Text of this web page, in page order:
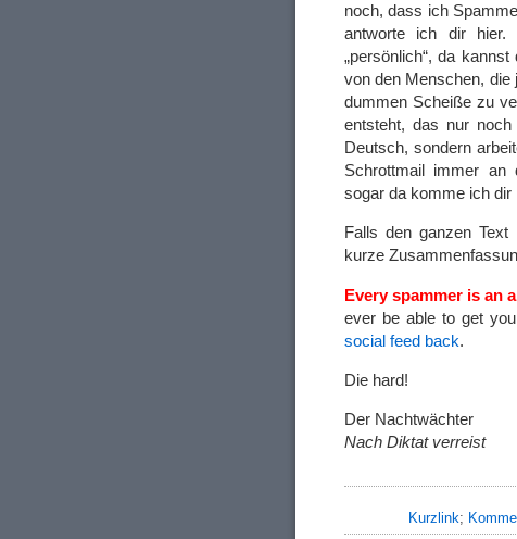
noch, dass ich
antworte ich dir hier.
„persönlich“, da
von den Menschen, die
dummen Scheiße zu
entsteht, das nur
Deutsch, sondern
Schrottmail immer an
sogar da komme ich dir
Falls den ganzen
kurze
Every spammer is an
ever be able to get
social feed back.
Die hard!
Der Nachtwächter
Nach Diktat verreist
Kurzlink;